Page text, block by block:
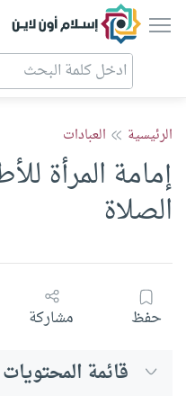
إسلام أون لاين
الرئيسية العبادات
إمامة المرأة
الصلاة
حفظ مشاركة
قائمة المحتويات